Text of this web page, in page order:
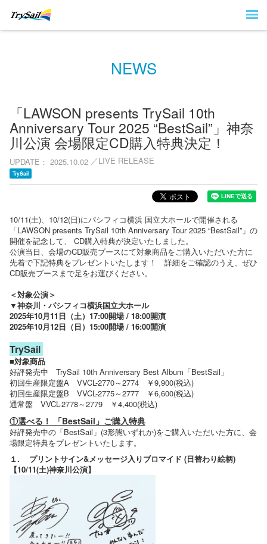
NEWS
「LAWSON presents TrySail 10th
Anniversary Tour 2025 “BestSail”」神奈
川公演 会場限定CD購入特典決定！
UPDATE 2025.10.02 LIVE RELEASE
TrySail
10/11(土)、10/12(日)にパシフィコ横浜 国立大ホールで開催される
「LAWSON presents TrySail 10th Anniversary Tour 2025 “BestSail”」の
開催を記念して、 CD購入特典が決定いたしました。
公演当日、会場のCD販売ブースにて対象商品をご購入いただいた方に
先着で下記特典をプレゼントいたします！ 詳細をご確認のうえ、ぜひ
CD販売ブースまで足をお運びください。
＜対象公演＞
▼神奈川・パシフィコ横浜国立大ホール
2025年10月11日（土）17:00開場 / 18:00開演
2025年10月12日（日）15:00開場 / 16:00開演
TrySail
■対象商品
好評発売中 TrySail 10th Anniversary Best Album「BestSail」
初回生産限定盤A VVCL-2770～2774 ￥9,900(税込)
初回生産限定盤B VVCL-2775～2777 ￥6,600(税込)
通常盤 VVCL-2778～2779 ￥4,400(税込)
①選べる！ 「BestSail」ご購入特典
好評発売中の「BestSail」(3形態いずれか)をご購入いただいた方に、会
場限定特典をプレゼントいたします。
１. プリントサイン&メッセージ入りブロマイド (日替わり絵柄)
【10/11(土)神奈川公演】